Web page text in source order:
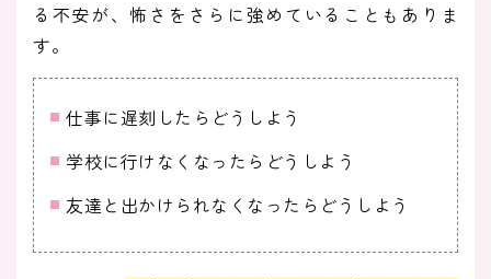
る不安が、怖さをさらに強めていることもありま
す。
仕事に遅刻したらどうしよう
学校に行けなくなったらどうしよう
友達と出かけられなくなったらどうしよう